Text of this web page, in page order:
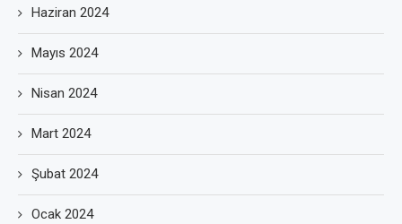
Haziran 2024
Mayıs 2024
Nisan 2024
Mart 2024
Şubat 2024
Ocak 2024